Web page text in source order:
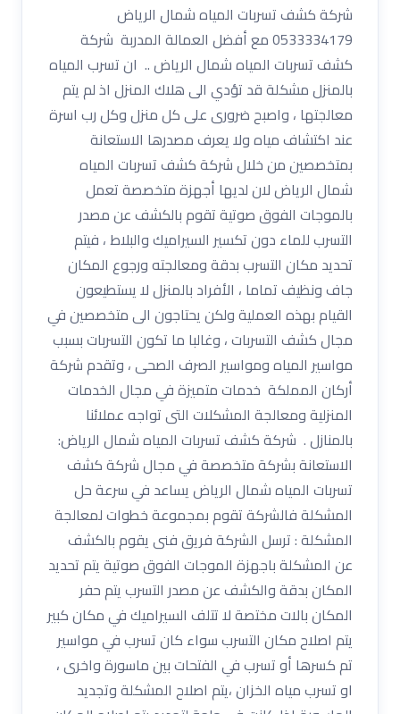
شركة كشف تسربات المياه شمال الرياض
0533334179 مع أفضل العمالة المدربة شركة
كشف تسربات المياه شمال الرياض .. ان تسرب المياه
بالمنزل مشكلة قد تؤدي الى هلاك المنزل اذ لم يتم
معالجتها ، واصبح ضرورى على كل منزل وكل رب اسرة
عند اكتشاف مياه ولا يعرف مصدرها الاستعانة
بمتخصصين من خلال شركة كشف تسربات المياه
شمال الرياض لان لديها أجهزة متخصصة تعمل
بالموجات الفوق صوتية تقوم بالكشف عن مصدر
التسرب للماء دون تكسير السيراميك والبلاط ، فيتم
تحديد مكان التسرب بدقة ومعالجته ورجوع المكان
جاف ونظيف تماما ، الأفراد بالمنزل لا يستطيعون
القيام بهذه العملية ولكن يحتاجون الى متخصصين في
مجال كشف التسربات ، وغالبا ما تكون التسربات بسبب
مواسير المياه ومواسير الصرف الصحى ، وتقدم شركة
أركان المملكة خدمات متميزة في مجال الخدمات
المنزلية ومعالجة المشكلات التى تواجه عملائنا
بالمنازل . شركة كشف تسربات المياه شمال الرياض:
الاستعانة بشركة متخصصة في مجال شركة كشف
تسربات المياه شمال الرياض يساعد في سرعة حل
المشكلة فالشركة تقوم بمجموعة خطوات لمعالجة
المشكلة : ترسل الشركة فريق فنى يقوم بالكشف
عن المشكلة باجهزة الموجات الفوق صوتية يتم تحديد
المكان بدقة والكشف عن مصدر التسرب يتم حفر
المكان بالات مختصة لا تتلف السيراميك في مكان كبير
يتم اصلاح مكان التسرب سواء كان تسرب في مواسير
تم كسرها أو تسرب في الفتحات بين ماسورة واخرى ،
او تسرب مياه الخزان ،يتم اصلاح المشكلة وتجديد